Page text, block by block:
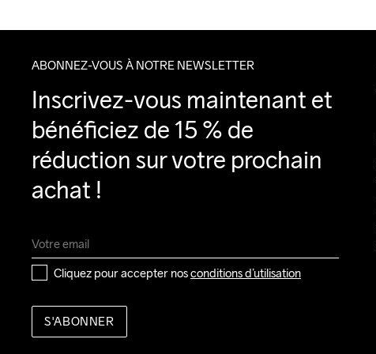
ABONNEZ-VOUS À NOTRE NEWSLETTER
Inscrivez-vous maintenant et
bénéficiez de 15 % de
réduction sur votre prochain
achat !
Cliquez pour accepter nos conditions d’utilisation
S'ABONNER